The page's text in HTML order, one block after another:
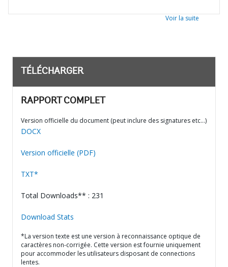
Voir la suite
TÉLÉCHARGER
RAPPORT COMPLET
Version officielle du document (peut inclure des signatures etc…)
DOCX
Version officielle (PDF)
TXT*
Total Downloads** : 231
Download Stats
*La version texte est une version à reconnaissance optique de
caractères non-corrigée. Cette version est fournie uniquement
pour accommoder les utilisateurs disposant de connections
lentes.